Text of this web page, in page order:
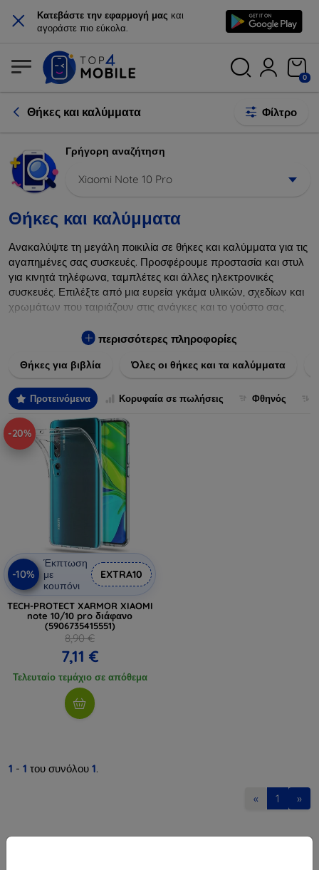
× Κατεβάστε την εφαρμογή μας και
αγοράστε πιο εύκολα.
0
Θήκες και καλύμματα Φίλτρο
Γρήγορη αναζήτηση
Xiaomi Note 10 Pro
Θήκες και καλύμματα
Ανακαλύψτε τη μεγάλη ποικιλία σε θήκες και καλύμματα για τις
αγαπημένες σας συσκευές. Προσφέρουμε προστασία και στυλ
για κινητά τηλέφωνα, ταμπλέτες και άλλες ηλεκτρονικές
συσκευές. Επιλέξτε από μια ευρεία γκάμα υλικών, σχεδίων και
χρωμάτων που ταιριάζουν στις ανάγκες και το γούστο σας.
πτώσεις και άλλες φθορές, ενώ παράλληλα δίνετε ένα
και τη διάρκεια ζωής των συσκευών σας με τις κορυφαίες
περισσότερες πληροφορίες
Θήκες για βιβλία Όλες οι θήκες και τα καλύμματα
Προτεινόμενα Κορυφαία σε πωλήσεις Φθηνός
-20%
-10%
Έκπτωση
με
κουπόνι
EXTRA10
TECH-PROTECT XARMOR XIAOMI
note 10/10 pro διάφανο
(5906735415551)
8,90 €
7,11 €
Τελευταίο τεμάχιο σε απόθεμα
1 - 1 του συνόλου 1.
« 1 »